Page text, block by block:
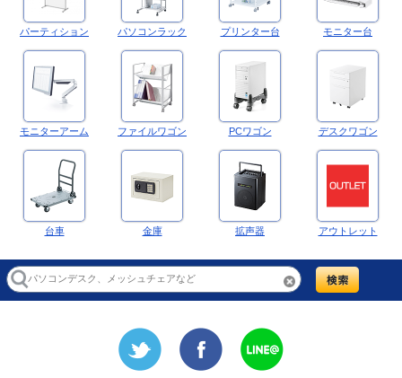
パーティション パソコンラック プリンター台 モニター台
モニターアーム ファイルワゴン PCワゴン デスクワゴン
台車 金庫 拡声器 アウトレット